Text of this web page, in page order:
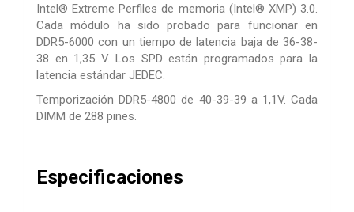
Intel® ExtremePerfiles de memoria (Intel® XMP) 3.0.
Cada módulo ha sidoprobado para funcionar en
DDR5-6000 con un tiempo de latencia baja de 36-38-
38 en 1,35 V. Los SPD están programados para la
latencia estándar JEDEC.
Temporización DDR5-4800 de 40-39-39 a 1,1V. Cada
DIMM de 288 pines.
Especificaciones